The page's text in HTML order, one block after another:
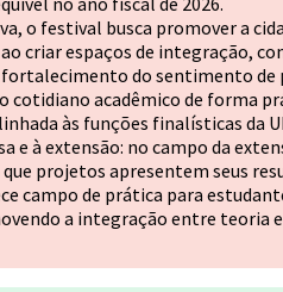
o festival busca promover a
criar espaços de integração,
do sentimento de
cotidiano acadêmico de forma
às funções finalísticas da
e à extensão: no campo da
projetos apresentem seus
campo de prática para
a integração entre teoria